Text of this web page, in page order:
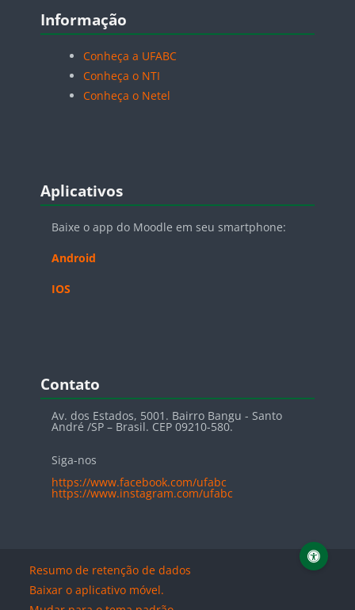
Informação
Conheça a UFABC
Conheça o NTI
Conheça o Netel
Aplicativos
Baixe o app do Moodle em seu smartphone:
Android
IOS
Contato
Av. dos Estados, 5001. Bairro Bangu - Santo
André /SP – Brasil. CEP 09210-580.
Siga-nos
https://www.facebook.com/ufabc
https://www.instagram.com/ufabc
Resumo de retenção de dados
Baixar o aplicativo móvel.